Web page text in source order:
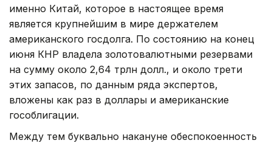
именно Китай, которое в настоящее время
является крупнейшим в мире держателем
американского госдолга. По состоянию на конец
июня КНР владела золотовалютными резервами
на сумму около 2,64 трлн долл., и около трети
этих запасов, по данным ряда экспертов,
вложены как раз в доллары и американские
гособлигации.
Между тем буквально накануне обеспокоенность